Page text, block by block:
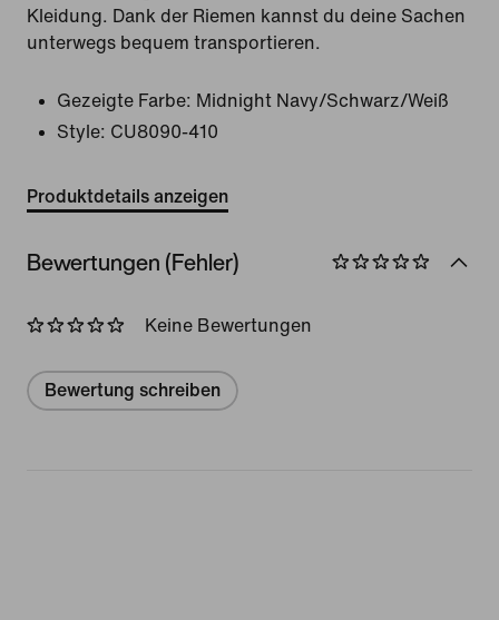
Kleidung. Dank der Riemen kannst du deine Sachen
unterwegs bequem transportieren.
Gezeigte Farbe: Midnight Navy/Schwarz/Weiß
Style: CU8090-410
Produktdetails anzeigen
Bewertungen (Fehler)
Keine Bewertungen
Bewertung schreiben